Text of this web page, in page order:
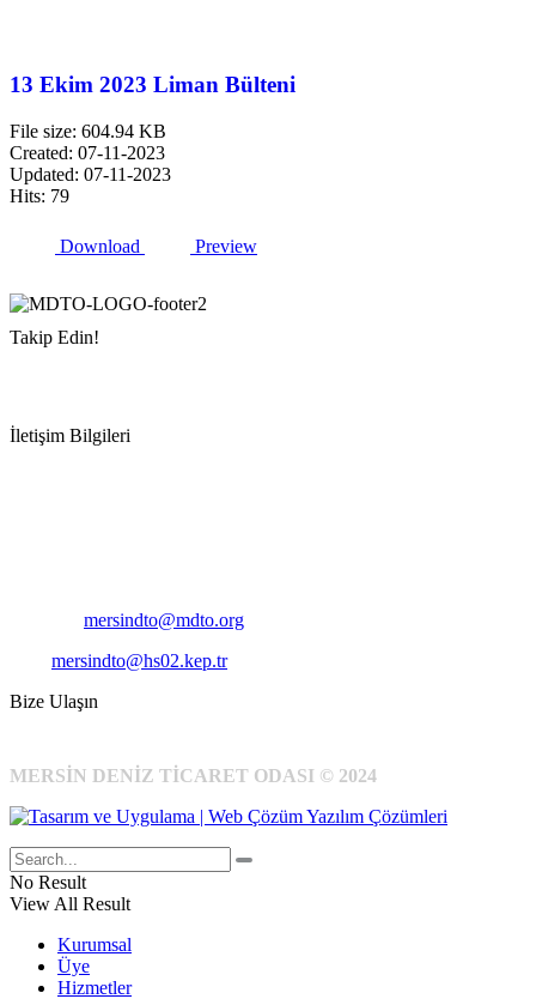
13 Ekim 2023 Liman Bülteni
File size: 604.94 KB
Created: 07-11-2023
Updated: 07-11-2023
Hits: 79
Download Preview
Takip Edin!
İletişim Bilgileri
mersindto@mdto.org
mersindto@hs02.kep.tr
Bize Ulaşın
MERSİN DENİZ TİCARET ODASI © 2024
No Result
View All Result
Kurumsal
Üye
Hizmetler